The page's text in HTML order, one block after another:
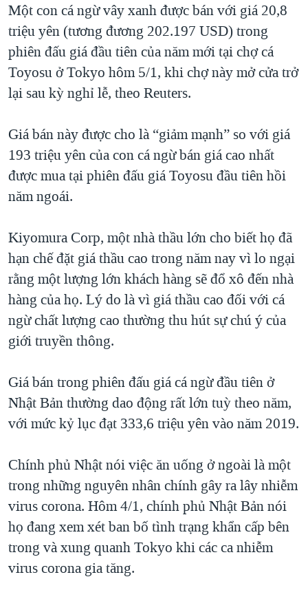
GIÁO DỤC
CHI PHÍ CHIẾN TRANH AFGHANISTAN
CÁC GIÁ TRỊ CỘNG HÒA Ở VIỆT NAM
THƯỢNG ĐỈNH TRUMP-KIM TẠI VIỆT NAM
TRỊNH VĨNH BÌNH VS. CHÍNH PHỦ VIỆT NAM
BÊN KIA QUỐC LỘ: TIẾNG VỌNG TỪ NÔNG THÔN MỸ
QUAN HỆ VIỆT MỸ
Một con cá ngừ vây xanh được bán với giá 20,8
triệu yên (tương đương 202.197 USD) trong
phiên đấu giá đầu tiên của năm mới tại chợ cá
Toyosu ở Tokyo hôm 5/1, khi chợ này mở cửa trở
lại sau kỳ nghỉ lễ, theo Reuters.
Giá bán này được cho là “giảm mạnh” so với giá
193 triệu yên của con cá ngừ bán giá cao nhất
được mua tại phiên đấu giá Toyosu đầu tiên hồi
năm ngoái.
Kiyomura Corp, một nhà thầu lớn cho biết họ đã
hạn chế đặt giá thầu cao trong năm nay vì lo ngại
rằng một lượng lớn khách hàng sẽ đổ xô đến nhà
hàng của họ. Lý do là vì giá thầu cao đối với cá
ngừ chất lượng cao thường thu hút sự chú ý của
giới truyền thông.
Giá bán trong phiên đấu giá cá ngừ đầu tiên ở
Nhật Bản thường dao động rất lớn tuỳ theo năm,
với mức kỷ lục đạt 333,6 triệu yên vào năm 2019.
Chính phủ Nhật nói việc ăn uống ở ngoài là một
trong những nguyên nhân chính gây ra lây nhiễm
virus corona. Hôm 4/1, chính phủ Nhật Bản nói
họ đang xem xét ban bố tình trạng khẩn cấp bên
trong và xung quanh Tokyo khi các ca nhiễm
virus corona gia tăng.